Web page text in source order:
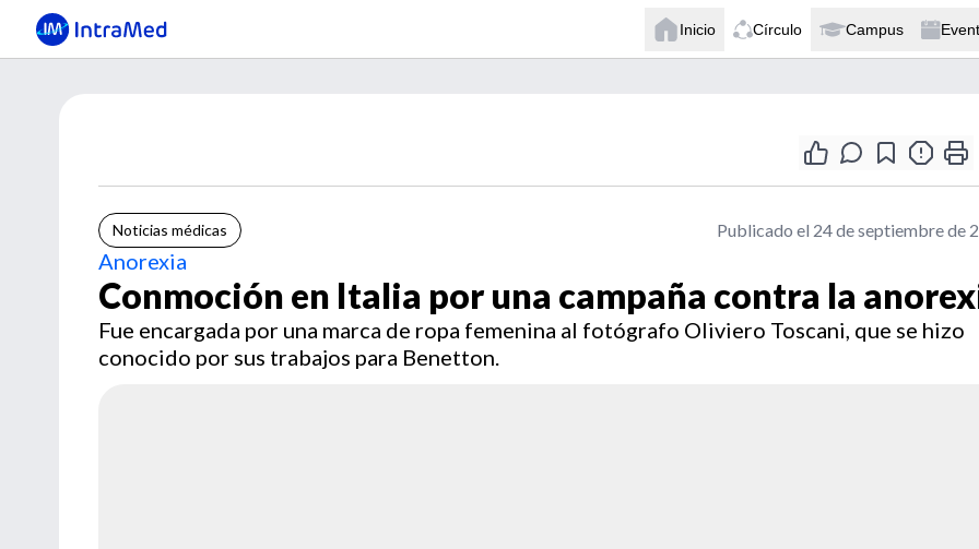
Inicio Círculo Campus
Noticias médicas Publicado el 24 de septiembre de
Anorexia
Conmoción en Italia por una campaña contra la
Fue encargada por una marca de ropa femenina al fotógrafo Oliviero Toscani, que se hizo
conocido por sus trabajos para Benetton.